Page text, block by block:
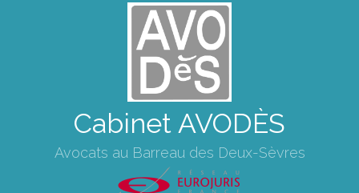
Cabinet AVODÈS
Avocats au Barreau des Deux-Sèvres